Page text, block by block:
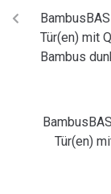
Tür(en) mit
Bambus
Tür(en)